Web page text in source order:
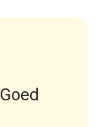
Goed